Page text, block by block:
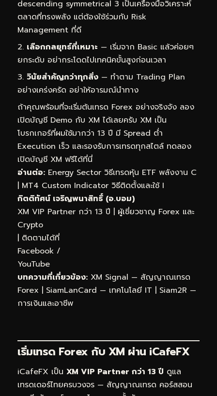
descending symmetrical 3 เป็นเครื่องมือวิเคราะห์
ตลาดที่ทรงพลัง แต่ต้องใช้ร่วมกับ Risk
Management ที่ดี
เลือกกลยุทธ์ที่เหมาะ — เริ่มจาก Basic แล้วค่อยๆ
ยกระดับ อย่ากระโดดไปเทคนิคขั้นสูงก่อนเวลา
วินัยสำคัญกว่าทุกสิ่ง — ทำตาม Trading Plan
อย่างเคร่งครัด อย่าให้อารมณ์นำทาง
ถ้าคุณพร้อมที่จะเริ่มต้นเทรด Forex อย่างจริงจัง ลอง
เปิดบัญชี Demo กับ XM ได้เลยครับ XM เป็น
โบรกเกอร์ที่ผมใช้มากว่า 13 ปี มี Spread ต่ำ
Execution เร็ว และรองรับการเทรดทุกสไตล์ ทดลอง
เปิดบัญชี XM ฟรีได้ที่นี่
อ่านต่อ: Energy Sector วิธีเทรดหุ้น ETF พลังงาน C
| MT4 Custom Indicator วิธีติดตั้งและใช้ I
กิตติทัศน์ เจริญพนาสิทธิ์ (อ.บอม)
XM VIP Partner กว่า 13 ปี | ผู้เชี่ยวชาญ Forex และ
Crypto
| ติดตามได้ที่
Facebook /
YouTube
บทความที่เกี่ยวข้อง: XM Signal — สัญญาณเทรด
Forex | SiamLanCard — เทคโนโลยี IT | Siam2R —
การเงินและอาชีพ
เริ่มเทรด Forex กับ XM ผ่าน iCafeFX
iCafeFX เป็น XM VIP Partner กว่า 13 ปี ดูแล
เทรดเดอร์ไทยครบวงจร — สัญญาณเทรด คอร์สสอน